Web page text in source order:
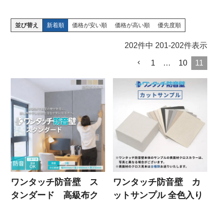
並び替え 新着順 価格が安い順 価格が高い順 優先度順
202件中 201-202件表示
1 … 10 11
ワンタッチ防音壁 ス
タンダード 高級布ク
ワンタッチ防音壁 カ
ットサンプル 全色入り